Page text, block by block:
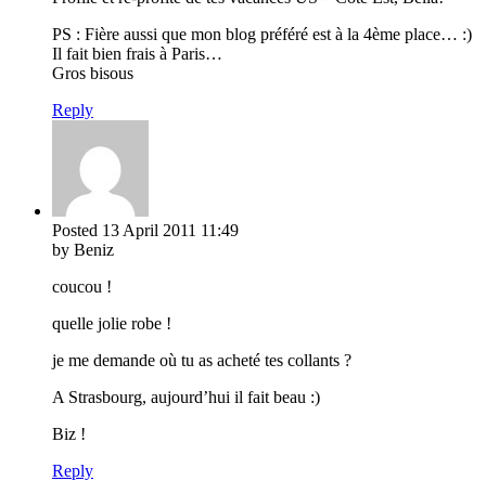
PS : Fière aussi que mon blog préféré est à la 4ème place… :)
Il fait bien frais à Paris…
Gros bisous
Reply
Posted 13 April 2011 11:49
by Beniz
coucou !
quelle jolie robe !
je me demande où tu as acheté tes collants ?
A Strasbourg, aujourd’hui il fait beau :)
Biz !
Reply